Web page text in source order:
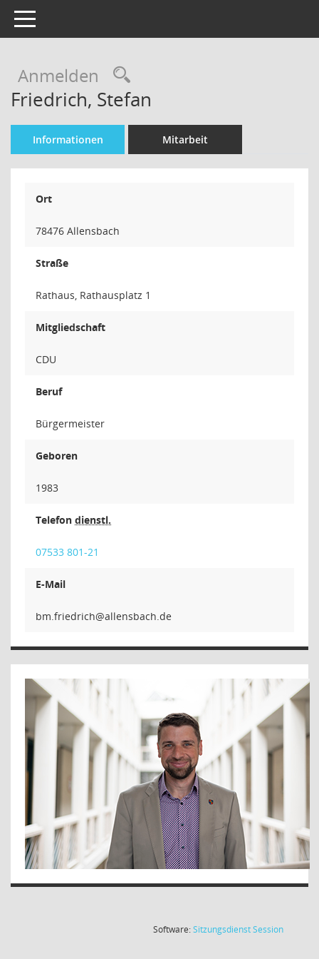
Toggle navigation
Anmelden Rechercheauswahl
Friedrich, Stefan
Informationen Mitarbeit
Ort
78476 Allensbach
Straße
Rathaus, Rathausplatz 1
Mitgliedschaft
CDU
Beruf
Bürgermeister
Geboren
1983
Telefon dienstl.
07533 801-21
E-Mail
hcirde
Software:SitzungsdienstSession(Wird in